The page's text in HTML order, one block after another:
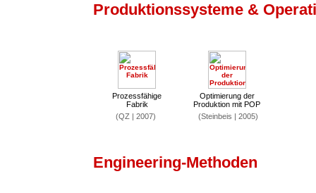
Produktionssysteme &
Prozessfähige
Fabrik
Optimierung der
Produktion mit POP
(QZ | 2007)
(Steinbeis | 2005)
Engineering-Methoden